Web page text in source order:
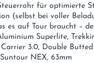
für optimierte
(selbst bei voller
es auf Tour braucht –
Superlite,
3.0, Double Butted
NEX, 63mm